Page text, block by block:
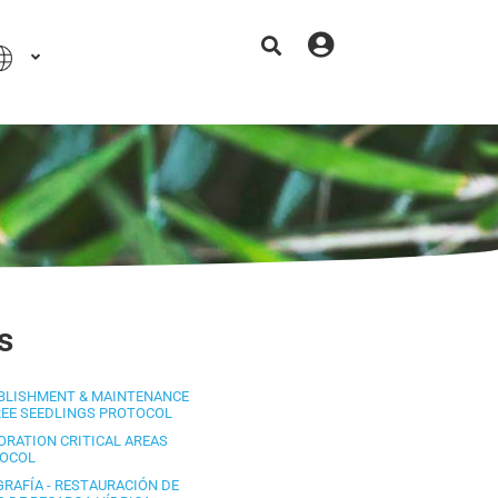
& MAINTENANCE
SEEDLINGS PROTOCOL
CRITICAL AREAS
- RESTAURACIÓN DE